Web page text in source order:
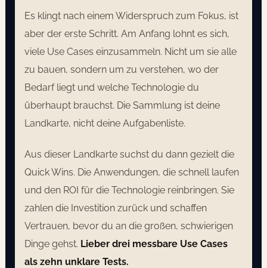
Es klingt nach einem Widerspruch zum Fokus, ist
aber der erste Schritt. Am Anfang lohnt es sich,
viele Use Cases einzusammeln. Nicht um sie alle
zu bauen, sondern um zu verstehen, wo der
Bedarf liegt und welche Technologie du
überhaupt brauchst. Die Sammlung ist deine
Landkarte, nicht deine Aufgabenliste.
Aus dieser Landkarte suchst du dann gezielt die
Quick Wins. Die Anwendungen, die schnell laufen
und den ROI für die Technologie reinbringen. Sie
zahlen die Investition zurück und schaffen
Vertrauen, bevor du an die großen, schwierigen
Dinge gehst. Lieber drei messbare Use Cases
als zehn unklare Tests.